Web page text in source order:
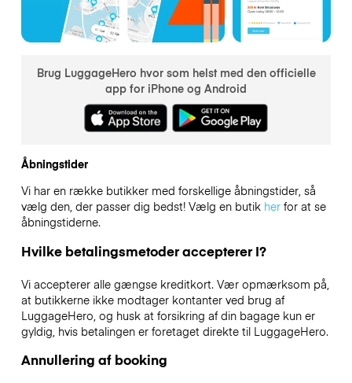
Brug LuggageHero hvor som helst med den officielle
app for iPhone og Android
Åbningstider
Vi har en række butikker med forskellige åbningstider, så
vælg den, der passer dig bedst! Vælg en butik herfor at se
åbningstiderne.
Hvilke betalingsmetoder accepterer I?
Vi accepterer alle gængse kreditkort. Vær opmærksom på,
at butikkerne ikke modtager kontanter ved brug af
LuggageHero, og husk at forsikring af din bagage kun er
gyldig, hvis betalingen er foretaget direkte til LuggageHero.
Annullering af booking